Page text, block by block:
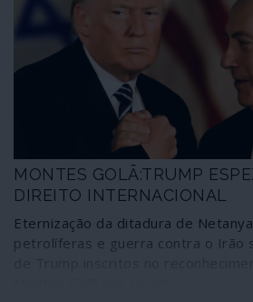
MONTES GOLÃ:TRUMP
DIREITO INTERNACIONAL
Eternização da ditadura de
petrolíferas e guerra contra o Irão